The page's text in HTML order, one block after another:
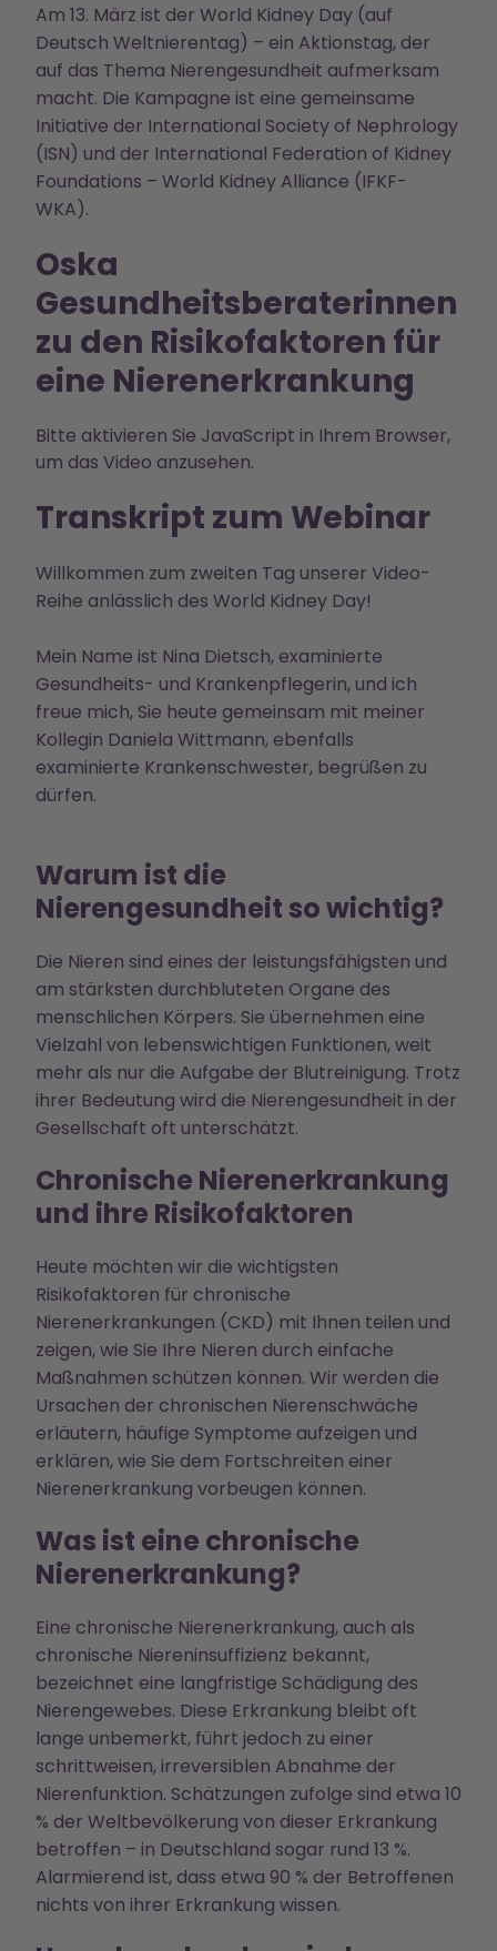
Am 13. März ist der World Kidney Day (auf
Deutsch Weltnierentag) – ein Aktionstag, der
auf das Thema Nierengesundheit aufmerksam
macht. Die Kampagne ist eine gemeinsame
Initiative der International Society of Nephrology
(ISN) und der International Federation of Kidney
Foundations – World Kidney Alliance (IFKF-
WKA).
Oska
Gesundheitsberaterinnen
zu den Risikofaktoren für
eine Nierenerkrankung
Bitte aktivieren Sie JavaScript in Ihrem Browser,
um das Video anzusehen.
Transkript zum Webinar
Willkommen zum zweiten Tag unserer Video-
Reihe anlässlich des World Kidney Day!
Mein Name ist Nina Dietsch, examinierte
Gesundheits- und Krankenpflegerin, und ich
freue mich, Sie heute gemeinsam mit meiner
Kollegin Daniela Wittmann, ebenfalls
examinierte Krankenschwester, begrüßen zu
dürfen.
Warum ist die
Nierengesundheit so wichtig?
Die Nieren sind eines der leistungsfähigsten und
am stärksten durchbluteten Organe des
menschlichen Körpers. Sie übernehmen eine
Vielzahl von lebenswichtigen Funktionen, weit
mehr als nur die Aufgabe der Blutreinigung. Trotz
ihrer Bedeutung wird die Nierengesundheit in der
Gesellschaft oft unterschätzt.
Chronische Nierenerkrankung
und ihre Risikofaktoren
Heute möchten wir die wichtigsten
Risikofaktoren für chronische
Nierenerkrankungen (CKD) mit Ihnen teilen und
zeigen, wie Sie Ihre Nieren durch einfache
Maßnahmen schützen können. Wir werden die
Ursachen der chronischen Nierenschwäche
erläutern, häufige Symptome aufzeigen und
erklären, wie Sie dem Fortschreiten einer
Nierenerkrankung vorbeugen können.
Was ist eine chronische
Nierenerkrankung?
Eine chronische Nierenerkrankung, auch als
chronische Niereninsuffizienz bekannt,
bezeichnet eine langfristige Schädigung des
Nierengewebes. Diese Erkrankung bleibt oft
lange unbemerkt, führt jedoch zu einer
schrittweisen, irreversiblen Abnahme der
Nierenfunktion. Schätzungen zufolge sind etwa 10
% der Weltbevölkerung von dieser Erkrankung
betroffen – in Deutschland sogar rund 13 %.
Alarmierend ist, dass etwa 90 % der Betroffenen
nichts von ihrer Erkrankung wissen.